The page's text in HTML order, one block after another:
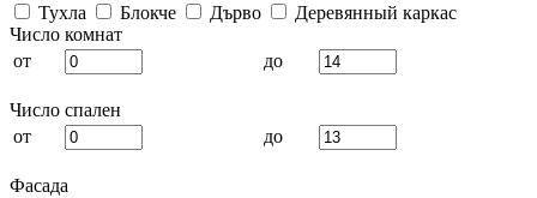
Тухла
Блокче Дърво
Деревянный каркас
Число комнат
от
до
Число спален
от
до
Фасада